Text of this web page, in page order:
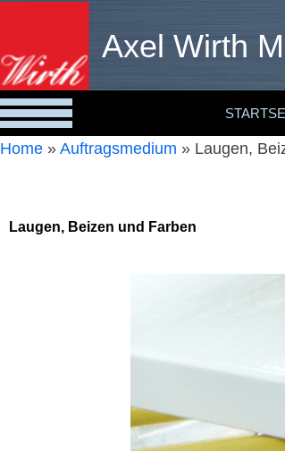
Axel Wirth
Home » Auftragsmedium » Laugen,
Laugen, Beizen und Farben